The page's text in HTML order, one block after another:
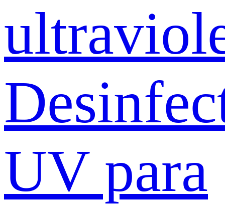
UV para